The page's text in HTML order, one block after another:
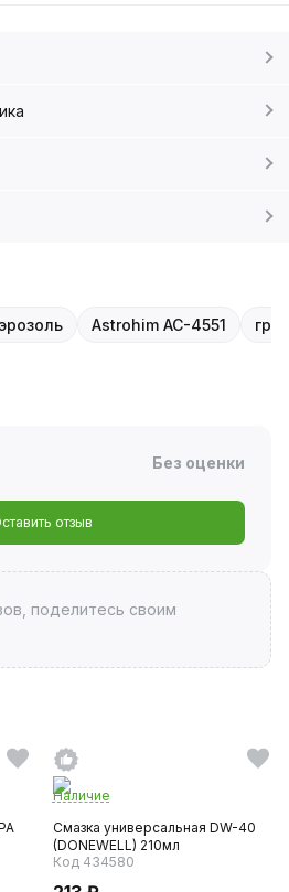
Astrohim AC-4551
Без оценки
отзыв
поделитесь своим
Наличие
Смазка универсальная DW-40
(DONEWELL) 210мл
Код 434580